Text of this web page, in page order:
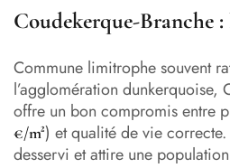
Coudekerque-Branche :
Commune limitrophe souvent
l’agglomération dunkerquoise,
offre un bon compromis entre
€/m²) et qualité de vie
desservi et attire une